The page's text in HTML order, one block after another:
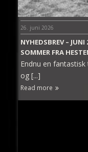
26. juni 2026
NYHEDSBREV –
SOMMER FRA
Endnu en
og [...]
Read more